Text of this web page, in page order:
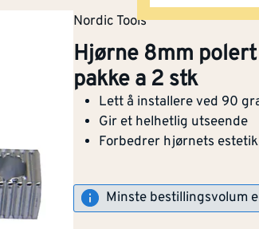
Nordic Tools
Hjørne 8mm
pakke a 2 stk
Lett å installere ved 90
Gir et helhetlig utseende
Forbedrer hjørnets
Minste bestillingsvolum